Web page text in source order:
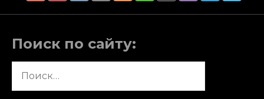
Поиск по сайту: